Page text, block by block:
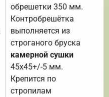
обрешетки 350 мм.
Контробрешётка
выполняется из
строганого бруска
камерной сушки
45х45+/-5 мм.
Крепится по
стропилам